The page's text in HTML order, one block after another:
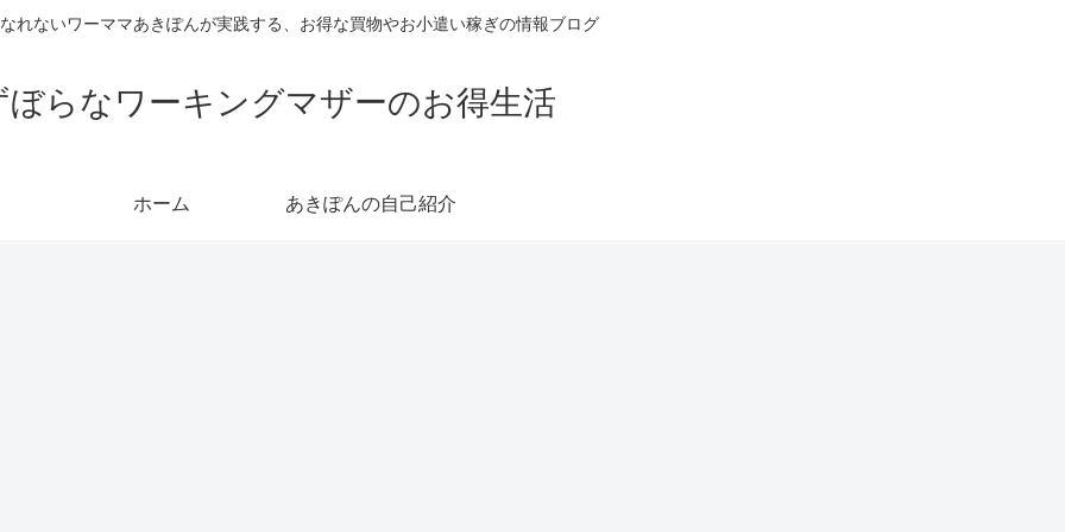
れないワーママあきぽんが実践する、お得な買物やお小遣い稼ぎの情報ブログ
ぼらなワーキングマザーのお得生活
ホーム あきぽんの自己紹介